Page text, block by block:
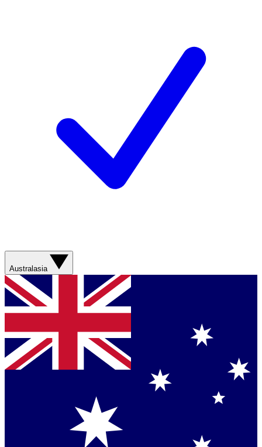
Australasia